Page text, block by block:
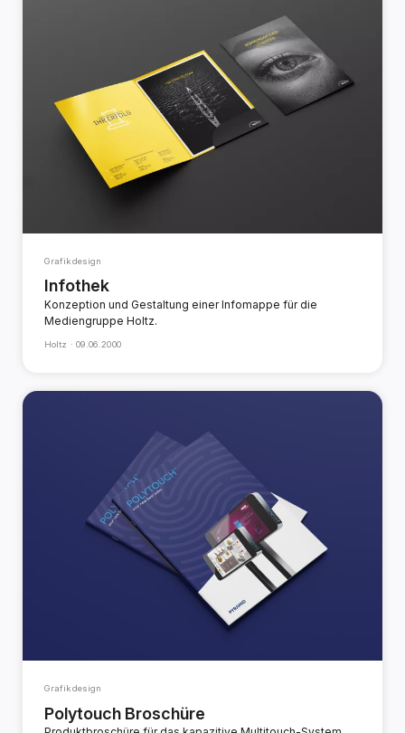
Grafikdesign
Infothek
Konzeption und Gestaltung einer Infomappe für die
Mediengruppe Holtz.
Holtz · 09.06.2000
Grafikdesign
Polytouch Broschüre